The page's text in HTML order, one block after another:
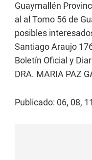
Guaymallén
al al Tomo 56 de
posibles
Santiago Araujo
Boletín Oficial y
DRA. MARIA PAZ
Publicado: 06, 08,